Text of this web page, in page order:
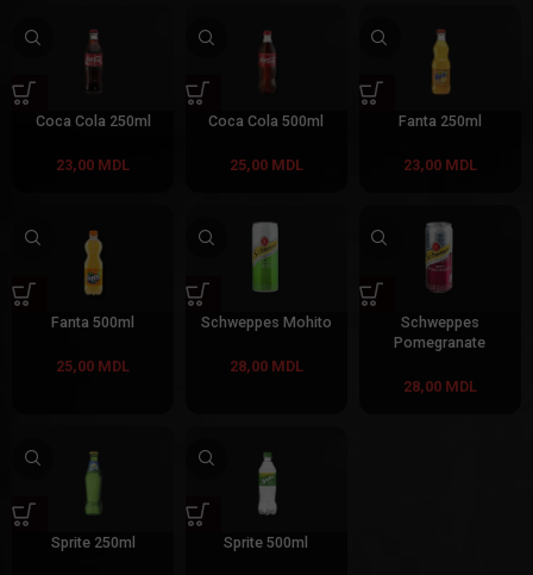
Coca Cola 250ml
23,00 MDL
Coca Cola 500ml
25,00 MDL
Fanta 250ml
23,00 MDL
Fanta 500ml
25,00 MDL
Schweppes Mohito
28,00 MDL
Schweppes
Pomegranate
28,00 MDL
Sprite 250ml Sprite 500ml